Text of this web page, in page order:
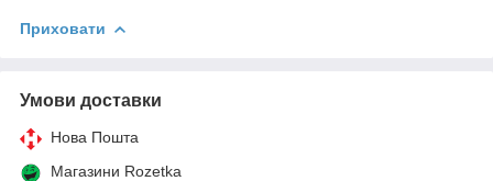
Приховати
Умови доставки
Нова Пошта
Магазини Rozetka